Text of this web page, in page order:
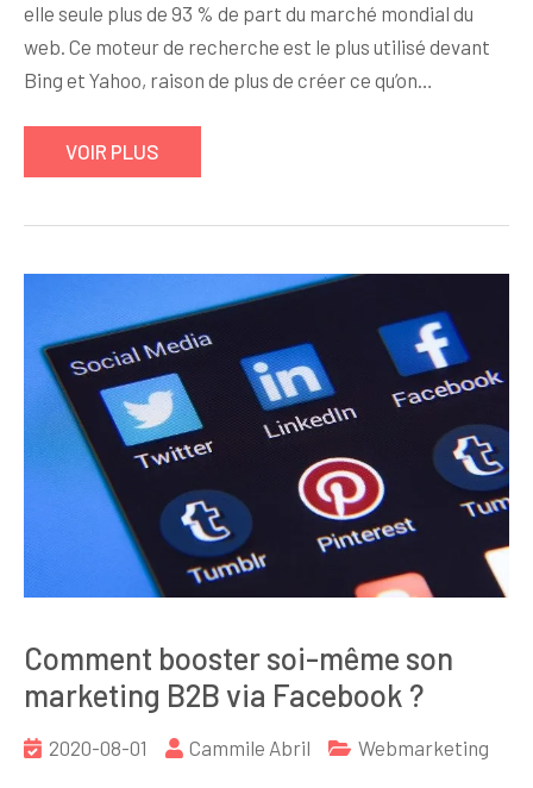
elle seule plus de 93 % de part du marché mondial du
web. Ce moteur de recherche est le plus utilisé devant
Bing et Yahoo, raison de plus de créer ce qu’on…
VOIR PLUS
Comment booster soi-même son
marketing B2B via Facebook ?
2020-08-01 Cammile Abril Webmarketing